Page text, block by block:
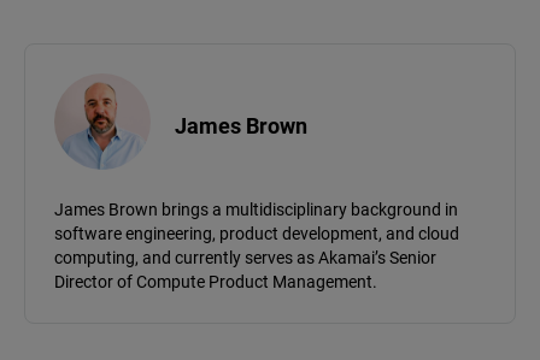
James Brown
James Brown brings a multidisciplinary background in
software engineering, product development, and cloud
computing, and currently serves as Akamai’s Senior
Director of Compute Product Management.